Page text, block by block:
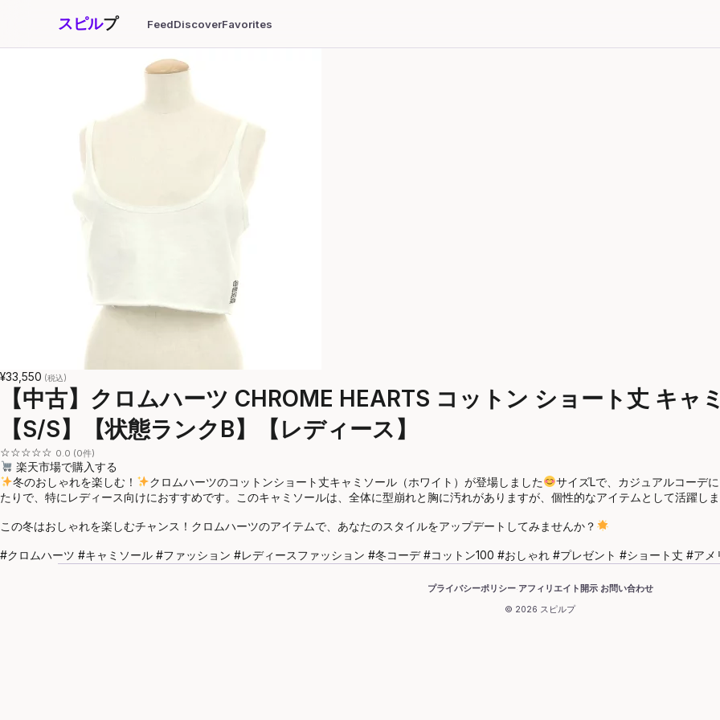
スピルプ FeedDiscoverFavorites
¥33,550 (税込)
【中古】クロムハーツ CHROME HEARTS コットン ショート丈 キャ
【S/S】【状態ランクB】【レディース】
☆☆☆☆☆ 0.0 (0件)
楽天市場で購入する
冬のおしゃれを楽しむ！
クロムハーツのコットンショート丈キャミソール（ホワイト）が登場しました
サイズLで、カジュアルコーデ
たりで、特にレディース向けにおすすめです。このキャミソールは、全体に型崩れと胸に汚れがありますが、個性的なアイテムとして活躍し
この冬はおしゃれを楽しむチャンス！クロムハーツのアイテムで、あなたのスタイルをアップデートしてみませんか？
#クロムハーツ #キャミソール #ファッション #レディースファッション #冬コーデ #コットン100 #おしゃれ #プレゼント #ショート丈 #アメ
プライバシーポリシー·アフィリエイト開示·お問い合わせ
© 2026 スピルプ